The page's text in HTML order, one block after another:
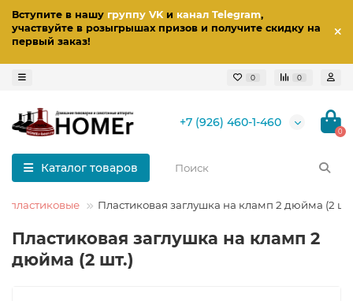
Вступите в нашу группу VKи канал Telegram,
участвуйте в розыгрышах призов и получите скидку на
первый заказ!
0 0
+7 (926) 460-1-460
0
Каталог товаров
пластиковые Пластиковая заглушка на кламп 2 дюйма (2
Пластиковая заглушка на кламп 2
дюйма (2 шт.)